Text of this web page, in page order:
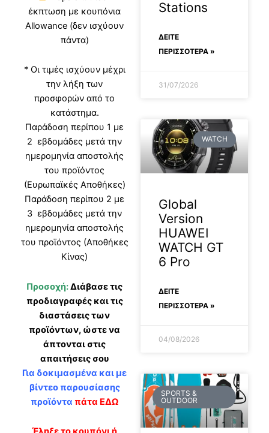
έκπτωση με κουπόνια
Allowance (δεν ισχύουν
πάντα)
* Οι τιμές ισχύουν μέχρι
την λήξη των
προσφορών από το
κατάστημα.
Παράδοση περίπου 1 με
2 εβδομάδες μετά την
ημερομηνία αποστολής
του προϊόντος
(Ευρωπαϊκές Αποθήκες)
Παράδοση περίπου 2 με
3 εβδομάδες μετά την
ημερομηνία αποστολής
του προϊόντος (Αποθήκες
Κίνας)
Προσοχή:Διάβασε τις
προδιαγραφές και τις
διαστάσεις των
προϊόντων, ώστε να
άπτονται στις
απαιτήσεις σου
Για δοκιμασμένα και με
βίντεο παρουσίασης
προϊόντα πάτα ΕΔΩ
Stations
ΔΕΊΤΕ
ΠΕΡΙΣΣΟΤΕΡΑ »
31/07/2026
WATCH
Global
Version
HUAWEI
WATCH GT
6 Pro
ΔΕΊΤΕ
ΠΕΡΙΣΣΟΤΕΡΑ »
04/08/2026
SPORTS &
OUTDOOR